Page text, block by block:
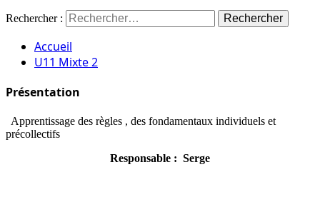
Rechercher :
Accueil
U11 Mixte 2
Présentation
Apprentissage des règles , des fondamentaux individuels et
précollectifs
Responsable : Serge